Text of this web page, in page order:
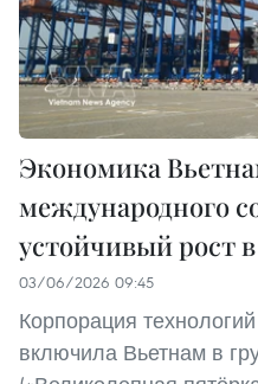
Экономика
международного
устойчивый рост
03/06/2026 09:45
Корпорация
включила Вьетнам в